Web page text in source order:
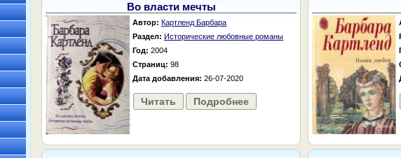
Во власти мечты
Автор: Картленд Барбара
Раздел: Исторические любовные романы
Год: 2004
Страниц: 98
Дата добавления: 26-07-2020
Читать Подробнее